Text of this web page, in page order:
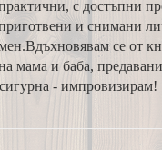
с достъпни
и снимани
се от
мама и баба,
- импровизирам!